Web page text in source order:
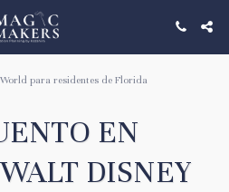
para residentes de Florida
EN
DISNEY